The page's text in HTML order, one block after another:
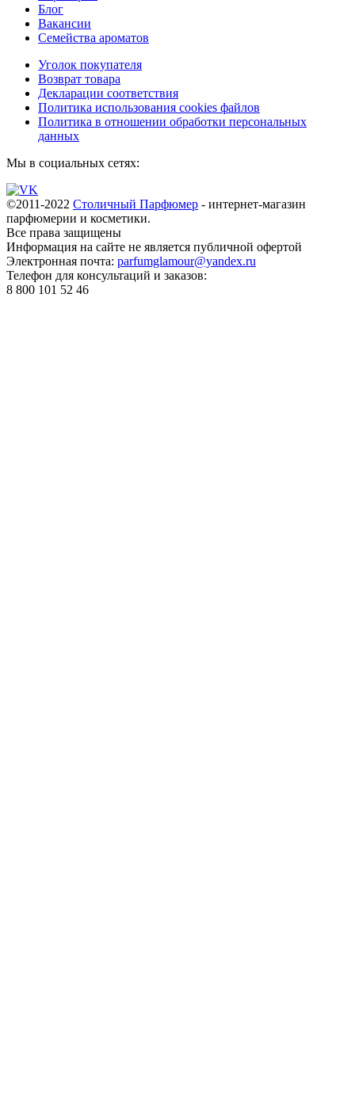
Блог
Вакансии
Семейства ароматов
Уголок покупателя
Возврат товара
Декларации соответствия
Политика использования cookies файлов
Политика в отношении обработки персональных
данных
Мы в социальных сетях:
©2011-2022 Столичный Парфюмер - интернет-магазин
парфюмерии и косметики.
Все права защищены
Информация на сайте не является публичной офертой
Электронная почта: parfumglamour@yandex.ru
Телефон для консультаций и заказов:
8 800 101 52 46